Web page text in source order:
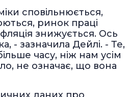
сповільнюється,
ринок праці
знижується. Ось
- зазначила Дейлі. - Те,
часу, ніж нам усім
не означає, що вона